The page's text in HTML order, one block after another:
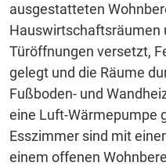
ausgestatteten
Hauswirtschaftsräumen
Türöffnungen versetzt,
gelegt und die Räume
Fußboden- und
eine Luft-Wärmepumpe
Esszimmer sind mit
einem offenen